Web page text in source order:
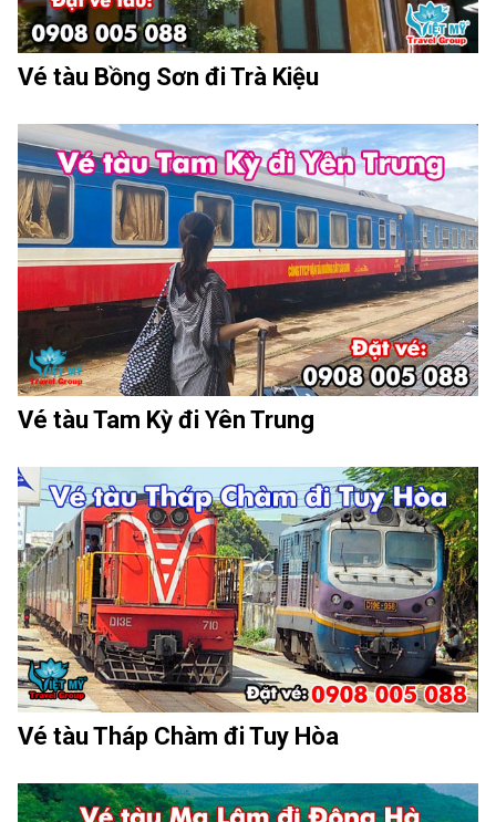
Vé tàu Bồng Sơn đi Trà Kiệu
Vé tàu Tam Kỳ đi Yên Trung
Vé tàu Tháp Chàm đi Tuy Hòa